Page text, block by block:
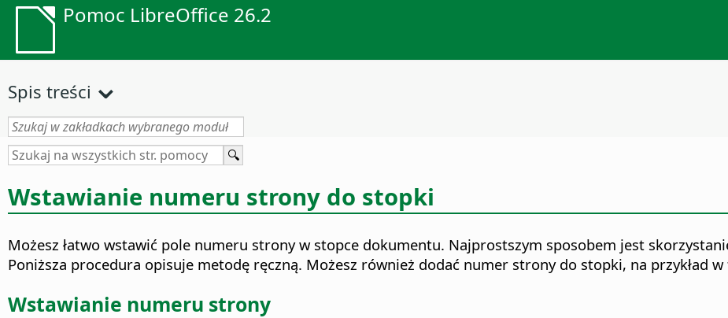
Pomoc LibreOffice 26.2
Spis treści
Wstawianie numeru strony do stopki
Możesz łatwo wstawić pole numeru strony w stopce dokumentu. Najprostszym sposobem jest
Poniższa procedura opisuje metodę ręczną. Możesz również dodać numer strony do stopki, na przykład w
Wstawianie numeru strony